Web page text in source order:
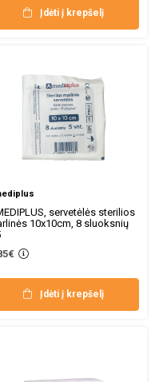
Įdėti į krepšelį
servetėlės sterilios
10x10cm, 8 sluoksnių
Įdėti į krepšelį